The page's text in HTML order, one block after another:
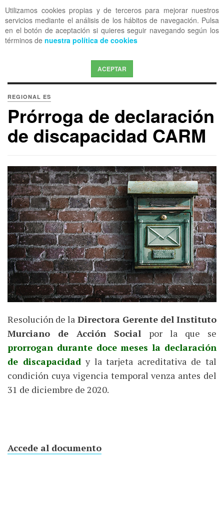
Utilizamos cookies propias y de terceros para mejorar nuestros
servicios mediante el análisis de los hábitos de navegación. Pulsa
en el botón de aceptación si quieres seguir navegando según los
términos de nuestra política de cookies
ACEPTAR
OFF CANVAS
REGIONAL ES
Prórroga de declaración
de discapacidad CARM
Resolución de la Directora Gerente del Instituto
Murciano de Acción Social por la que se
prorrogan durante doce meses la declaración
de discapacidad y la tarjeta acreditativa de tal
condición cuya vigencia temporal venza antes del
31 de diciembre de 2020.
Accede al documento